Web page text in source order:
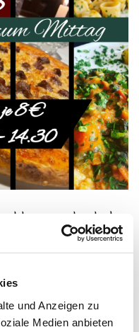
und Anzeigen zu
Medien anbieten
an wechselnden
kleines Fest der
appetito!